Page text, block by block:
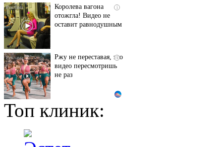
i
Королева вагона
отожгла! Видео не
оставит равнодушным
i
Ржу не переставая, это
видео пересмотришь
не раз
Смолов призвал
российских
Топ клиник: